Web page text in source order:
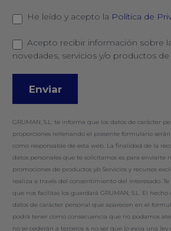
He leído y acepto la Política de
Acepto recibir información sobre
novedades, servicios y/o productos de
GRUMAN, S.L. te informa que los datos de carácter
proporciones rellenando el presente formulario serán
como responsable de esta web. La finalidad de la
datos personales que te solicitamos es para enviarte
promociones de productos y/o Servicios y recursos
realiza a través del consentimiento del interesado.
que nos facilitas los guardará GRUMAN, S.L. El
datos de carácter personal que aparecen en el
podrá tener como consecuencia que no podamos
no se cederán a terceros a no ser que lo exija una ley